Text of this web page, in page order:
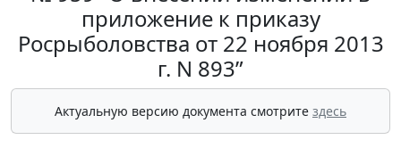
приложение к приказу
Росрыболовства от 22 ноября 2013
г. N 893”
Актуальную версию документа смотрите здесь